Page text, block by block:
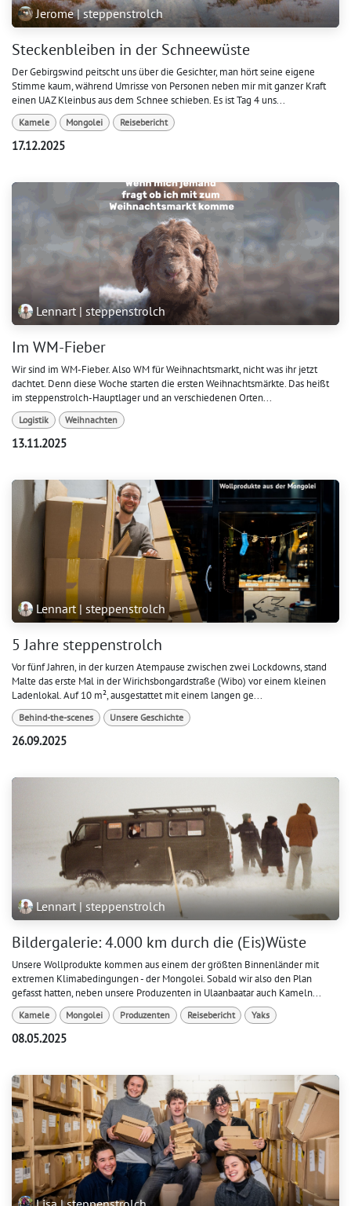
Jerome | steppenstrolch
Steckenbleiben in der Schneewüste
Der Gebirgswind peitscht uns über die Gesichter, man hört seine eigene
Stimme kaum, während Umrisse von Personen neben mir mit ganzer Kraft
einen UAZ Kleinbus aus dem Schnee schieben. Es ist Tag 4 uns...
Kamele Mongolei Reisebericht
17.12.2025
Lennart | steppenstrolch
Im WM-Fieber
Wir sind im WM-Fieber. Also WM für Weihnachtsmarkt, nicht was ihr jetzt
dachtet. Denn diese Woche starten die ersten Weihnachtsmärkte. Das heißt
im steppenstrolch-Hauptlager und an verschiedenen Orten...
Logistik Weihnachten
13.11.2025
Lennart | steppenstrolch
5 Jahre steppenstrolch
Vor fünf Jahren, in der kurzen Atempause zwischen zwei Lockdowns, stand
Malte das erste Mal in der Wirichsbongardstraße (Wibo) vor einem kleinen
Ladenlokal. Auf 10 m², ausgestattet mit einem langen ge...
Behind-the-scenes Unsere Geschichte
26.09.2025
Lennart | steppenstrolch
Bildergalerie: 4.000 km durch die (Eis)Wüste
Unsere Wollprodukte kommen aus einem der größten Binnenländer mit
extremen Klimabedingungen - der Mongolei. Sobald wir also den Plan
gefasst hatten, neben unsere Produzenten in Ulaanbaatar auch Kameln...
Kamele Mongolei Produzenten Reisebericht Yaks
08.05.2025